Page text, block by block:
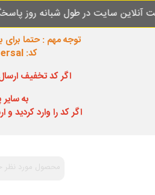
در طول شبانه روز پاسخگوی شما
توجه مهم : حتما برای بهره
کد: ersal را در بخش " کدتخفیف دارید؟ " وارد کنید.
اگر کد تخفیف
به
اگر کد را وارد کردید